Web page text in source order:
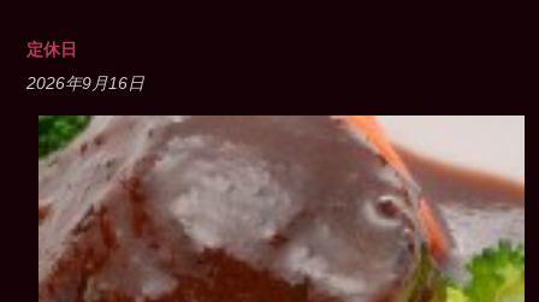
定休日
2026年9月16日